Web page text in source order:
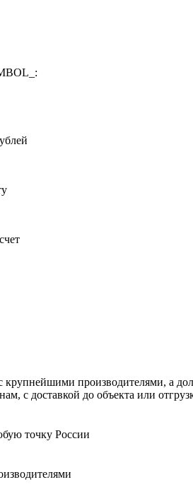
производителями, а
с доставкой до объекта или
точку России